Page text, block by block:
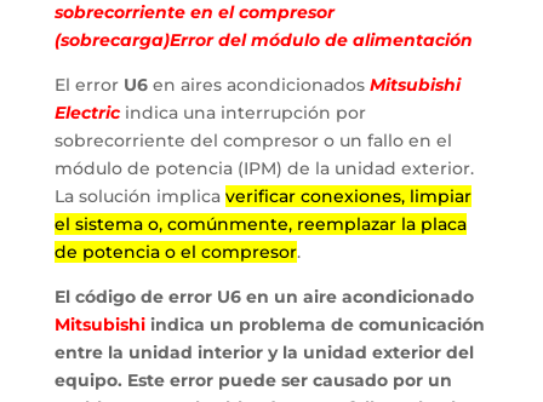
sobrecorriente en el compresor
(sobrecarga)Error del módulo de alimentación
El error U6en aires acondicionados Mitsubishi
Electricindica una interrupción por
sobrecorriente del compresor o un fallo en el
módulo de potencia (IPM) de la unidad exterior.
La solución implica verificar conexiones, limpiar
el sistema o, comúnmente, reemplazar la placa
de potencia o el compresor.
El código de error U6 en un aire acondicionado
Mitsubishiindica un problema de comunicación
entre la unidad interior y la unidad exterior del
equipo. Este error puede ser causado por un